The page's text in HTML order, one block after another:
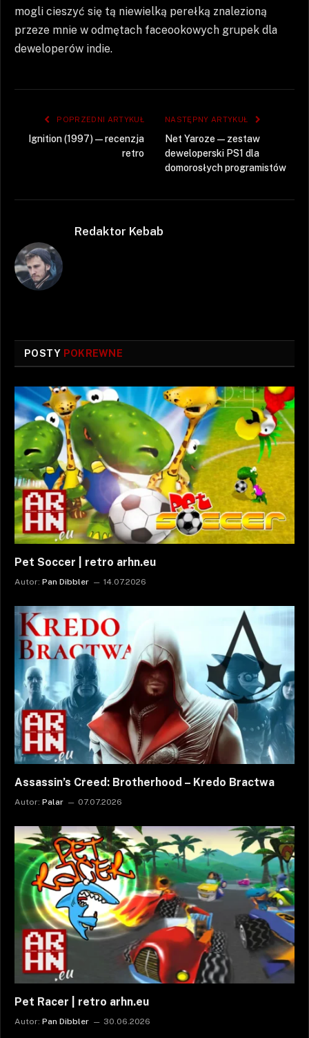
mogli cieszyć się tą niewielką perełką znalezioną
przeze mnie w odmętach faceookowych grupek dla
deweloperów indie.
POPRZEDNI ARTYKUŁ
Ignition (1997) — recenzja
retro
NASTĘPNY ARTYKUŁ
Net Yaroze — zestaw
deweloperski PS1 dla
domorosłych programistów
Redaktor Kebab
POSTY POKREWNE
Pet Soccer | retro arhn.eu
Autor: Pan Dibbler 14.07.2026
Assassin’s Creed: Brotherhood – Kredo Bractwa
Autor: Palar 07.07.2026
Pet Racer | retro arhn.eu
Autor: Pan Dibbler 30.06.2026